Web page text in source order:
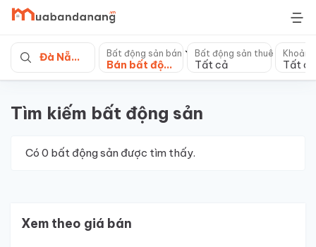
Skip
content
Đà Nẵng Bất động sản bán
Bán bất động sản khác
Bất động sản thuê
Tất cả Tất cả
Tìm kiếm bất động sản
Có 0 bất động sản được tìm thấy.
Xem theo giá bán